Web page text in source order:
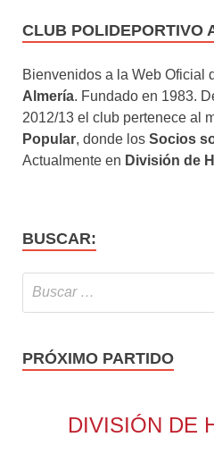
CLUB POLIDEPORTIVO
Bienvenidos a la Web Oficial
Almería. Fundado en 1983.
2012/13 el club pertenece al
Popular, donde los Socios
Actualmente en División de
BUSCAR:
PRÓXIMO PARTIDO
DIVISIÓN DE